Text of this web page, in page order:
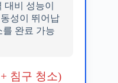
비 성능이
성이 뛰어납
를 완료 가능
침구 청소)